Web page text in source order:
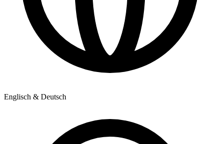
Englisch & Deutsch